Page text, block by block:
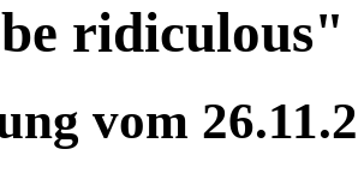
vom